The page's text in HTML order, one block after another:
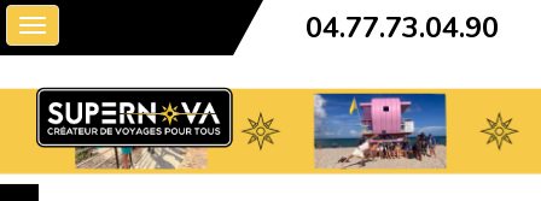
Toggle
navigation
04.77.73.04.90